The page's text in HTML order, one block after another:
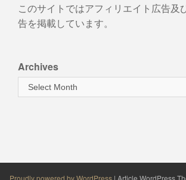
このサイトではアフィリエイト広告及
告を掲載しています。
Archives
Proudly powered by WordPress | Article WordPress